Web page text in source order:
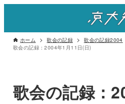
ホーム 歌会の記録
歌会の記録2004
歌会の記録：2004年1月11日(日)
歌会の記録：